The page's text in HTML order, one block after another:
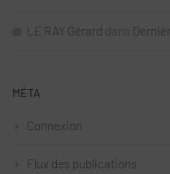
LE RAY Gérard dans
MÉTA
Connexion
Flux des publications